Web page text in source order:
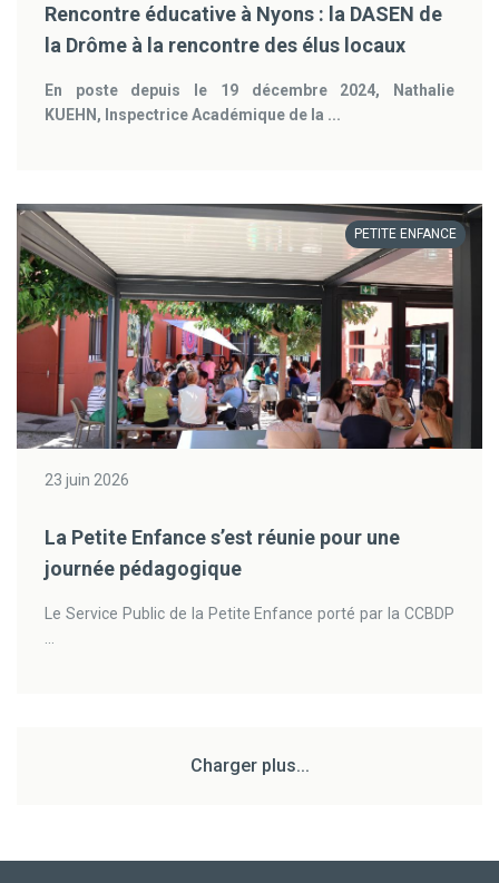
Rencontre éducative à Nyons : la DASEN de
la Drôme à la rencontre des élus locaux
En poste depuis le 19 décembre 2024, Nathalie
KUEHN, Inspectrice Académique de la ...
PETITE ENFANCE
23 juin 2026
La Petite Enfance s’est réunie pour une
journée pédagogique
Le Service Public de la Petite Enfance porté par la CCBDP
Charger plus...